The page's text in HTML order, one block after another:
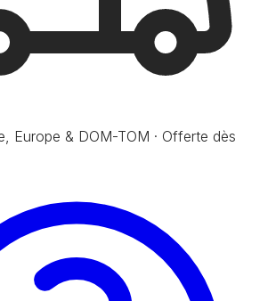
Europe & DOM-TOM · Offerte dès